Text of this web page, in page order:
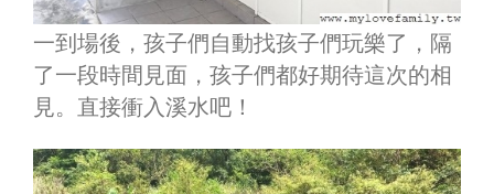
一到場後，孩子們自動找孩子們玩樂了，隔
了一段時間見面，孩子們都好期待這次的相
見。直接衝入溪水吧！